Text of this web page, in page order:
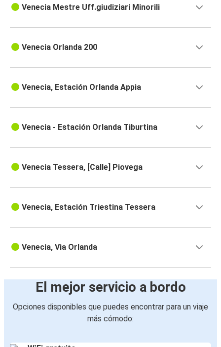
Venecia Mestre Uff.giudiziari Minorili
Venecia Orlanda 200
Venecia, Estación Orlanda Appia
Venecia - Estación Orlanda Tiburtina
Venecia Tessera, [Calle] Piovega
Venecia, Estación Triestina Tessera
Venecia, Via Orlanda
El mejor servicio a bordo
Opciones disponibles que puedes encontrar para un viaje
más cómodo: